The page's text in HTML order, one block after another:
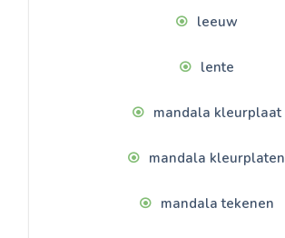
leeuw
lente
mandala kleurplaat
mandala kleurplaten
mandala tekenen